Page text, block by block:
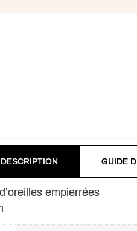
DESCRIPTION GUIDE
empierrées